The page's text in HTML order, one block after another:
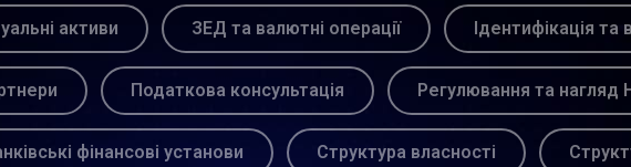
активи ЗЕД та валютні операції Ідентифікація та
Податкова консультація Регулювання та нагляд
фінансові установи Структура власності